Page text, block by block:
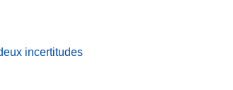
incertitudes